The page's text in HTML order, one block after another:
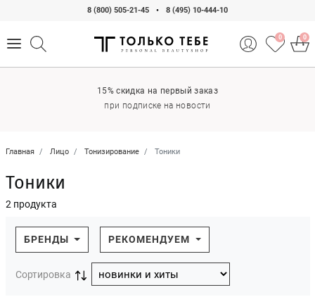
8 (800) 505-21-45 • 8 (495) 10-444-10
0 0
15% скидка на первый заказ
при подписке на новости
Главная Лицо Тонизирование Тоники
Тоники
2 продукта
БРЕНДЫ РЕКОМЕНДУЕМ
Сортировка